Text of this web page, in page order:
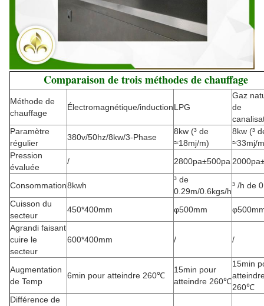
Comparaison de trois méthodes de chauffage
Méthode de
chauffage
Électromagnétique/inductionLPG
Gaz
de
Paramètre
régulier
380v/50hz/8kw/3-Phase
8kw (³ de
≈18mj/m)
8kw (³
≈33mj/
Pression
évaluée
/ 2800pa±500pa
Consommation8kwh
³ de
0.29m/0.6kgs/h
³ /h de
Cuisson du
secteur
450*400mm φ500mm
Agrandi faisant
cuire le
secteur
600*400mm / /
Augmentation
de Temp
6min pour atteindre 260℃
15min pour
atteindre 260℃
15min
260℃
Différence de